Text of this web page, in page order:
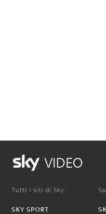
VIDEO
Tutti i siti di Sky:
SKY SPORT